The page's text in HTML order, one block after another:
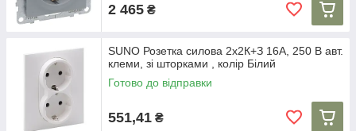
2 465 ₴
SUNO Розетка силова 2х2К+З 16А, 250 В авт.
клеми, зі шторками , колір Білий
Готово до відправки
551,41 ₴